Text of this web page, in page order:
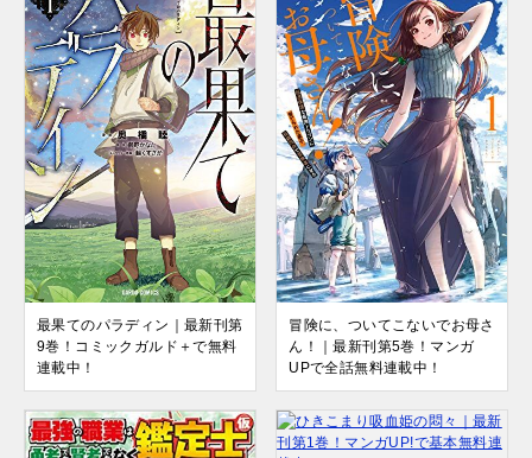
最果てのパラディン｜最新刊第
9巻！コミックガルド＋で無料
連載中！
冒険に、ついてこないでお母さ
ん！｜最新刊第5巻！マンガ
UPで全話無料連載中！